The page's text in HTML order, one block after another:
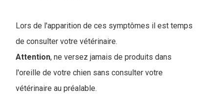
Lors de l'apparition de ces symptômes il est temps
de consulter votre vétérinaire.
Attention, ne versez jamais de produits dans
l'oreille de votre chien sans consulter votre
vétérinaire au préalable.